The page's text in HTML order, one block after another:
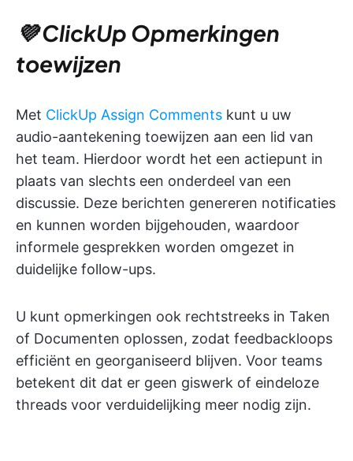
💜 ClickUp Opmerkingen
toewijzen
Met ClickUp Assign Comments kunt u uw
audio-aantekening toewijzen aan een lid van
het team. Hierdoor wordt het een actiepunt in
plaats van slechts een onderdeel van een
discussie. Deze berichten genereren notificaties
en kunnen worden bijgehouden, waardoor
informele gesprekken worden omgezet in
duidelijke follow-ups.
U kunt opmerkingen ook rechtstreeks in Taken
of Documenten oplossen, zodat feedbackloops
efficiënt en georganiseerd blijven. Voor teams
betekent dit dat er geen giswerk of eindeloze
threads voor verduidelijking meer nodig zijn.